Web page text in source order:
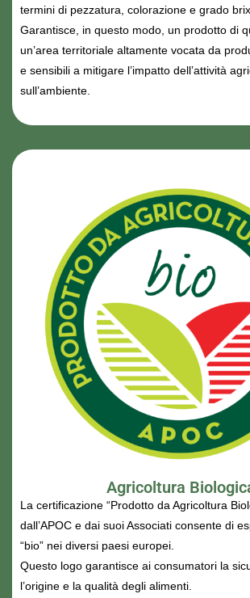
termini di pezzatura, colorazione e grado brix.
Garantisce, in questo modo, un prodotto di
un’area territoriale altamente vocata da
e sensibili a mitigare l’impatto dell’attività
sull’ambiente.
Agricoltura
La certificazione “Prodotto da Agricoltura
dall’APOC e dai suoi Associati consente di
“bio” nei diversi paesi europei.
Questo logo garantisce ai consumatori la
l’origine e la qualità degli alimenti.